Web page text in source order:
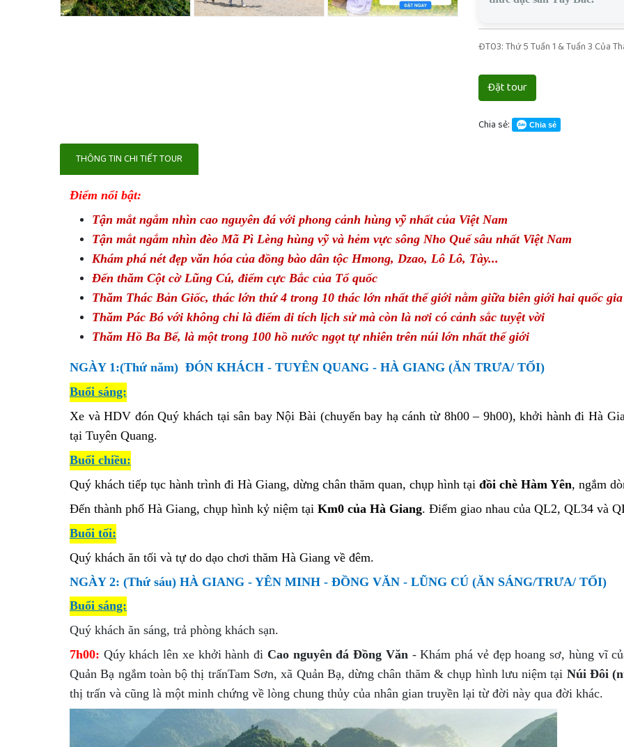
ĐT03: Thứ 5 Tuần 1 & Tuần 3 Của
Đặt tour
Chia sẻ: Chia sẻ
THÔNG TIN CHI TIẾT TOUR
Điểm nổi bật:
Tận mắt ngắm nhìn cao nguyên đá với phong cảnh hùng vỹ nhất của Việt Nam
Tận mắt ngắm nhìn đèo Mã Pì Lèng hùng vỹ và hẻm vực sông Nho Quế sâu nhất Việt Nam
Khám phá nét đẹp văn hóa của đồng bào dân tộc Hmong, Dzao, Lô Lô, Tày...
Đến thăm Cột cờ Lũng Cú, điểm cực Bắc của Tổ quốc
Thăm Thác Bản Giốc, thác lớn thứ 4 trong 10 thác lớn nhất thế giới nằm giữa biên giới hai quốc gia
Thăm Pác Bó với không chỉ là điểm di tích lịch sử mà còn là nơi có cảnh sắc tuyệt vời
Thăm Hồ Ba Bể, là một trong 100 hồ nước ngọt tự nhiên trên núi lớn nhất thế giới
NGÀY 1:(Thứ năm) ĐÓN KHÁCH - TUYÊN QUANG - HÀ GIANG (ĂN TRƯA/ TỐI)
Buổi sáng:
Xe và HDV đón Quý khách tại sân bay Nội Bài (chuyến bay hạ cánh từ 8h00 – 9h00), khởi hành đi Hà
tại Tuyên Quang.
Buổi chiều:
Quý khách tiếp tục hành trình đi Hà Giang, dừng chân thăm quan, chụp hình tại đồi chè Hàm Yên, ngắm
Đến thành phố Hà Giang, chụp hình kỷ niệm tại Km0 của Hà Giang. Điểm giao nhau của QL2, QL34 và
Buổi tối:
Quý khách ăn tối và tự do dạo chơi thăm Hà Giang về đêm.
NGÀY 2: (Thứ sáu) HÀ GIANG - YÊN MINH - ĐỒNG VĂN - LŨNG CÚ (ĂN SÁNG/TRƯA/ TỐI)
Buổi sáng:
Quý khách ăn sáng, trả phòng khách sạn.
7h00: Qúy khách lên xe khởi hành đi Cao nguyên đá Đồng Văn- Khám phá vẻ đẹp hoang sơ, hùng vĩ
Quản Bạ ngắm toàn bộ thị trấnTam Sơn, xã Quản Bạ, dừng chân thăm & chụp hình lưu niệm tại Núi Đôi
thị trấn và cũng là một minh chứng về lòng chung thủy của nhân gian truyền lại từ đời này qua đời khác.